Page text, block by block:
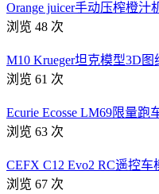
Orange juicer手动压榨橙汁
浏览 48 次
M10 Krueger坦克模型3D图
浏览 61 次
Ecurie Ecosse LM69限量跑
浏览 63 次
CEFX C12 Evo2 RC遥控车
浏览 67 次